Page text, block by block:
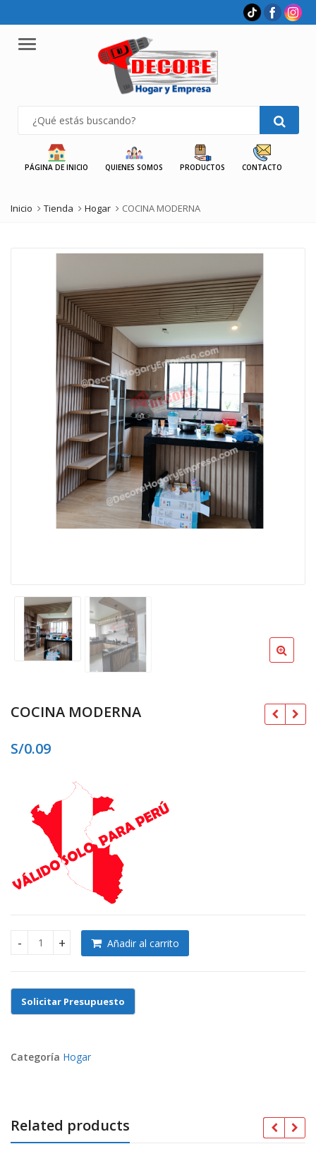
Menu
PÁGINA DE INICIO QUIENES SOMOS PRODUCTOS CONTACTO
Inicio Tienda Hogar COCINA MODERNA
COCINA MODERNA
S/0.09
COCINA MODERNA quantity
Añadir al carrito
Categoría Hogar
Related products